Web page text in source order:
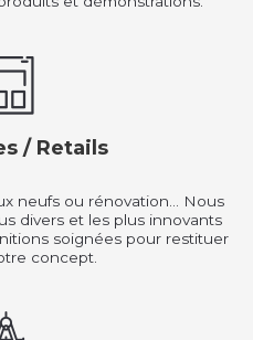
/ Retails
neufs ou rénovation… Nous
divers et les plus innovants
soignées pour restituer
concept.